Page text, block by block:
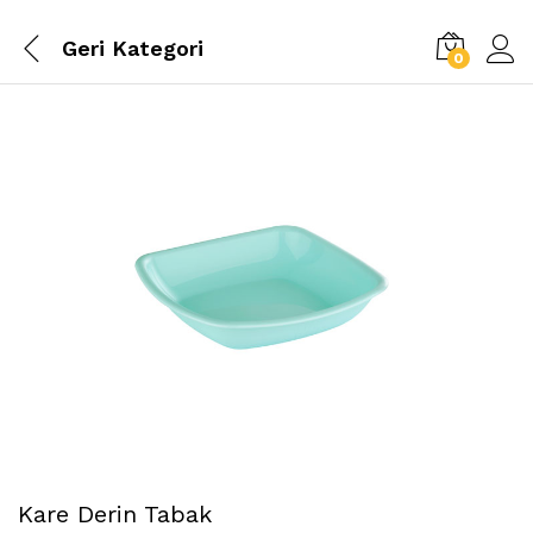
Geri Kategori 0
Kare Derin Tabak